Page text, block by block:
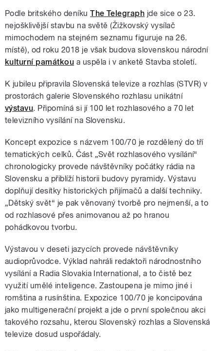
Podle britského deníkuThe Telegraph jde sice o 23.
nejošklivější stavbu na světě (Žižkovský vysílač
mimochodem na stejném seznamu figuruje na 26.
místě), od roku 2018 je však budova slovenskou národní
kulturní památkou a uspěla i v anketě Stavba století.
K jubileu připravila Slovenská televize a rozhlas (STVR) v
prostorách galerie Slovenského rozhlasu unikátní
výstavu. Připomíná si jí 100 let rozhlasového a 70 let
televizního vysílání na Slovensku.
Koncept expozice s názvem 100/70 je rozdělený do tří
tematických celků. Část „Svět rozhlasového vysílání“
chronologicky provede návštěvníky počátky rádia na
Slovensku a přiblíží historii budovy pyramidy. Výstavu
doplňují desítky historických přijímačů a další techniky.
„Dětský svět“ je pak věnovaný tvorbě pro nejmenší, a to
od rozhlasové přes animovanou až po hranou
pohádkovou tvorbu.
Výstavou v deseti jazycích provede návštěvníky
audioprůvodce. Výklad nahráli redaktoři národnostního
vysílání a Radia Slovakia International, a to čistě bez
využití umělé inteligence. Zastoupena je mimo jiné i
romština a rusínština. Expozice 100/70 je koncipována
jako multigenerační projekt a jde o první společnou akci
takového rozsahu, kterou Slovenský rozhlas a Slovenská
televize dosud uspořádaly.